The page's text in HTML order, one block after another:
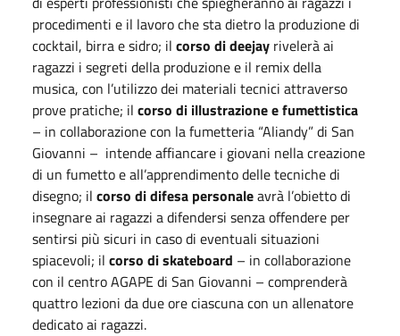
procedimenti e il lavoro che sta dietro la produzione di
cocktail, birra e sidro; il corso di deejay rivelerà ai
ragazzi i segreti della produzione e il remix della
musica, con l’utilizzo dei materiali tecnici attraverso
prove pratiche; il corso di illustrazione e fumettistica
– in collaborazione con la fumetteria “Aliandy” di San
Giovanni – intende affiancare i giovani nella creazione
di un fumetto e all’apprendimento delle tecniche di
disegno; il corso di difesa personaleavrà l’obietto di
insegnare ai ragazzi a difendersi senza offendere per
sentirsi più sicuri in caso di eventuali situazioni
spiacevoli; il corso di skateboard – in collaborazione
con il centro AGAPE di San Giovanni – comprenderà
quattro lezioni da due ore ciascuna con un allenatore
dedicato ai ragazzi.